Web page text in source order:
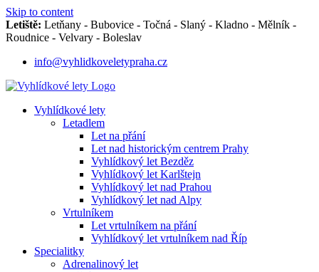
Skip to content
Letiště: Letňany - Bubovice - Točná - Slaný - Kladno - Mělník -
Roudnice - Velvary - Boleslav
info@vyhlidkoveletypraha.cz
Vyhlídkové lety
Letadlem
Let na přání
Let nad historickým centrem Prahy
Vyhlídkový let Bezděz
Vyhlídkový let Karlštejn
Vyhlídkový let nad Prahou
Vyhlídkový let nad Alpy
Vrtulníkem
Let vrtulníkem na přání
Vyhlídkový let vrtulníkem nad Říp
Specialitky
Adrenalinový let